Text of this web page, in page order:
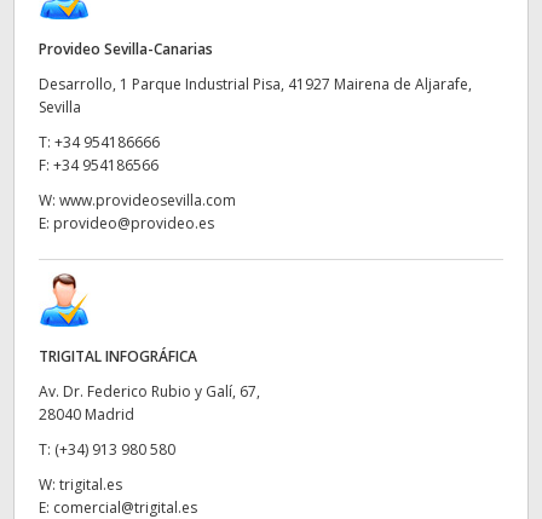
Provideo Sevilla-Canarias
Desarrollo, 1 Parque Industrial Pisa, 41927 Mairena de Aljarafe,
Sevilla
T: +34 954186666
F: +34 954186566
W: www.provideosevilla.com
E: provideo@provideo.es
TRIGITAL INFOGRÁFICA
Av. Dr. Federico Rubio y Galí, 67,
28040 Madrid
T: (+34) 913 980 580
W: trigital.es
E: comercial@trigital.es